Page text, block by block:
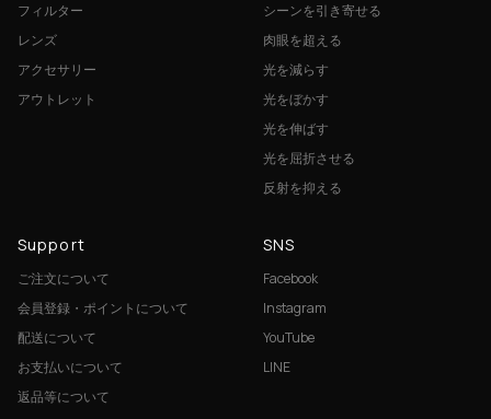
フィルター
レンズ
アクセサリー
アウトレット
シーンを引き寄せる
肉眼を超える
光を減らす
光をぼかす
光を伸ばす
光を屈折させる
反射を抑える
Support
ご注文について
会員登録・ポイントについて
配送について
お支払いについて
返品等について
SNS
Facebook
Instagram
YouTube
LINE